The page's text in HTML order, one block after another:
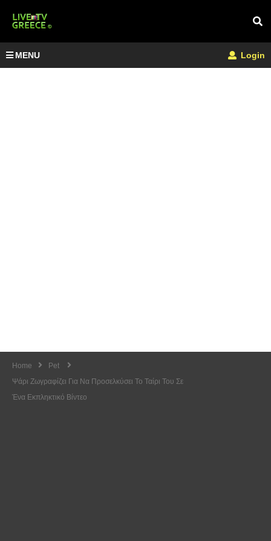
MENU Login
Home
Pet
Ψάρι Ζωγραφίζει Για Να Προσελκύσει Το Ταίρι Του Σε
Ένα Εκπληκτικό Βίντεο